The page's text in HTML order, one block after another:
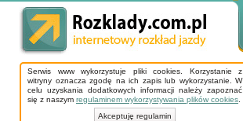
Serwis www wykorzystuje pliki cookies. Korzystanie z
witryny oznacza zgodę na ich zapis lub wykorzystanie. W
celu uzyskania dodatkowych informacji należy zapoznać
się z naszym regulaminem wykorzystywania plików cookies
Akceptuję regulamin